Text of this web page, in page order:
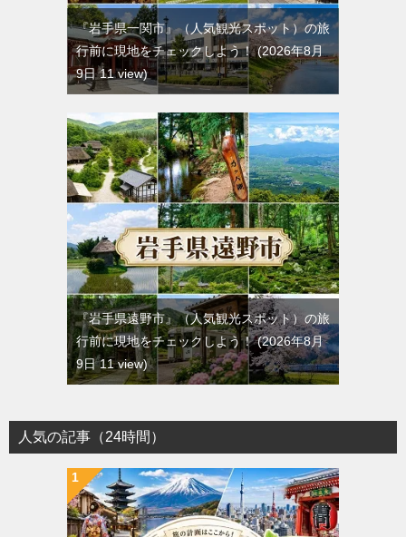
『岩手県一関市』（人気観光スポット）の旅
行前に現地をチェックしよう！ 2026年8月
9日 11 view
『岩手県遠野市』（人気観光スポット）の旅
行前に現地をチェックしよう！ 2026年8月
9日 11 view
人気の記事（24時間）